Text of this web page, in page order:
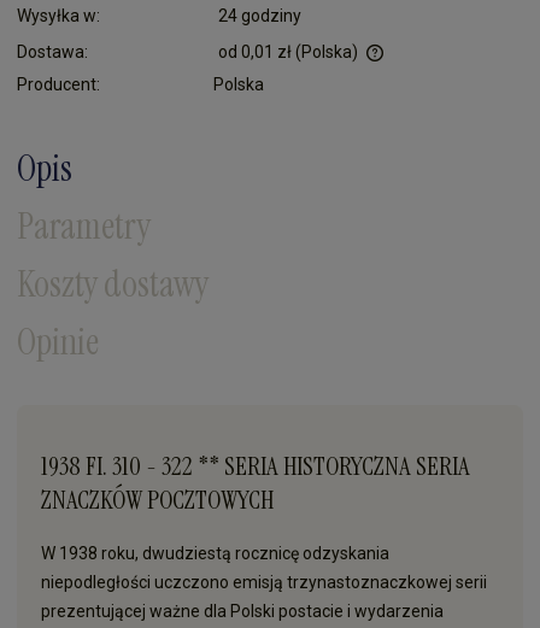
Wysyłka w:
24 godziny
Dostawa:
od 0,01 zł(Polska)
Producent: Polska
Opis
Parametry
Koszty dostawy
Opinie
1938 FI. 310 - 322 ** SERIA HISTORYCZNA SERIA
ZNACZKÓW POCZTOWYCH
W 1938 roku, dwudziestą rocznicę odzyskania
niepodległości uczczono emisją trzynastoznaczkowej serii
prezentującej ważne dla Polski postacie i wydarzenia